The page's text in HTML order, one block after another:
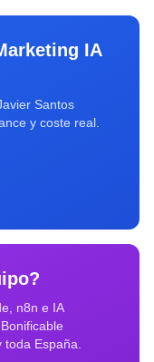
IA
Santos
y coste real.
n8n e IA
toda España.